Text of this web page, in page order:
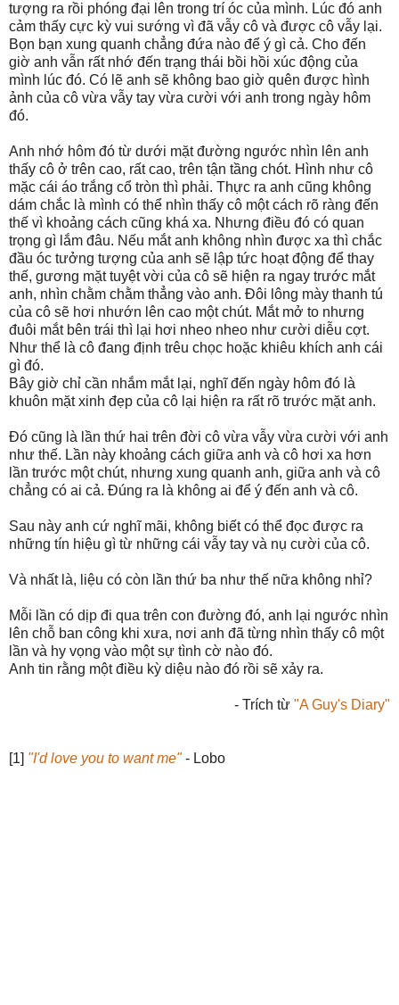
tượng ra rồi phóng đại lên trong trí óc của mình. Lúc đó anh
cảm thấy cực kỳ vui sướng vì đã vẫy cô và được cô vẫy lại.
Bọn bạn xung quanh chẳng đứa nào để ý gì cả. Cho đến
giờ anh vẫn rất nhớ đến trạng thái bồi hồi xúc động của
mình lúc đó. Có lẽ anh sẽ không bao giờ quên được hình
ảnh của cô vừa vẫy tay vừa cười với anh trong ngày hôm
đó.
Anh nhớ hôm đó từ dưới mặt đường ngước nhìn lên anh
thấy cô ở trên cao, rất cao, trên tận tầng chót. Hình như cô
mặc cái áo trắng cổ tròn thì phải. Thực ra anh cũng không
dám chắc là mình có thể nhìn thấy cô một cách rõ ràng đến
thế vì khoảng cách cũng khá xa. Nhưng điều đó có quan
trọng gì lắm đâu. Nếu mắt anh không nhìn được xa thì chắc
đầu óc tưởng tượng của anh sẽ lập tức hoạt động để thay
thế, gương mặt tuyệt vời của cô sẽ hiện ra ngay trước mắt
anh, nhìn chằm chằm thẳng vào anh. Đôi lông mày thanh tú
của cô sẽ hơi nhướn lên cao một chút. Mắt mở to nhưng
đuôi mắt bên trái thì lại hơi nheo nheo như cười diễu cợt.
Như thể là cô đang định trêu chọc hoặc khiêu khích anh cái
gì đó.
Bây giờ chỉ cần nhắm mắt lại, nghĩ đến ngày hôm đó là
khuôn mặt xinh đẹp của cô lại hiện ra rất rõ trước mặt anh.
Đó cũng là lần thứ hai trên đời cô vừa vẫy vừa cười với anh
như thế. Lần này khoảng cách giữa anh và cô hơi xa hơn
lần trước một chút, nhưng xung quanh anh, giữa anh và cô
chẳng có ai cả. Đúng ra là không ai để ý đến anh và cô.
Sau này anh cứ nghĩ mãi, không biết có thể đọc được ra
những tín hiệu gì từ những cái vẫy tay và nụ cười của cô.
Và nhất là, liệu có còn lần thứ ba như thế nữa không nhỉ?
Mỗi lần có dịp đi qua trên con đường đó, anh lại ngước nhìn
lên chỗ ban công khi xưa, nơi anh đã từng nhìn thấy cô một
lần và hy vọng vào một sự tình cờ nào đó.
Anh tin rằng một điều kỳ diệu nào đó rồi sẽ xảy ra.
- Trích từ "A Guy's Diary"
[1] "I'd love you to want me"- Lobo